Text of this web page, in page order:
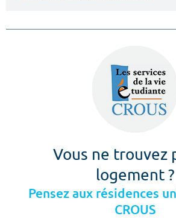
Vous ne trouvez
logement ?
Pensez aux résidences
CROUS